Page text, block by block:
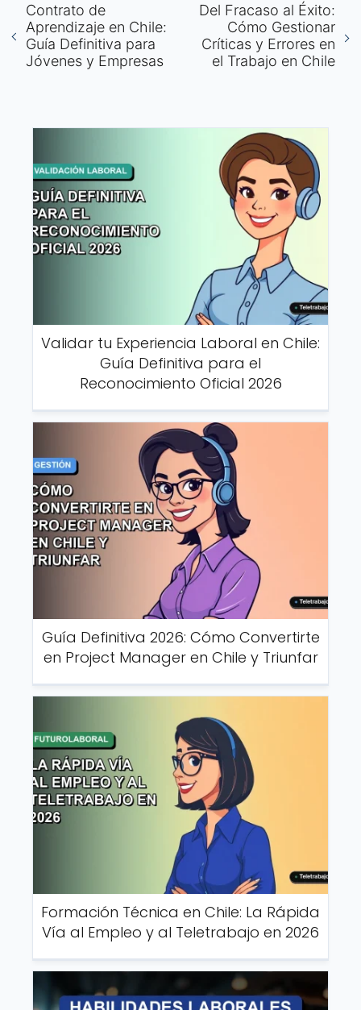
Contrato de
Aprendizaje en Chile:
Guía Definitiva para
Jóvenes y Empresas
Del Fracaso al Éxito:
Cómo Gestionar
Críticas y Errores en
el Trabajo en Chile
Validar tu Experiencia Laboral en Chile:
Guía Definitiva para el
Reconocimiento Oficial 2026
Guía Definitiva 2026: Cómo Convertirte
en Project Manager en Chile y Triunfar
Formación Técnica en Chile: La Rápida
Vía al Empleo y al Teletrabajo en 2026